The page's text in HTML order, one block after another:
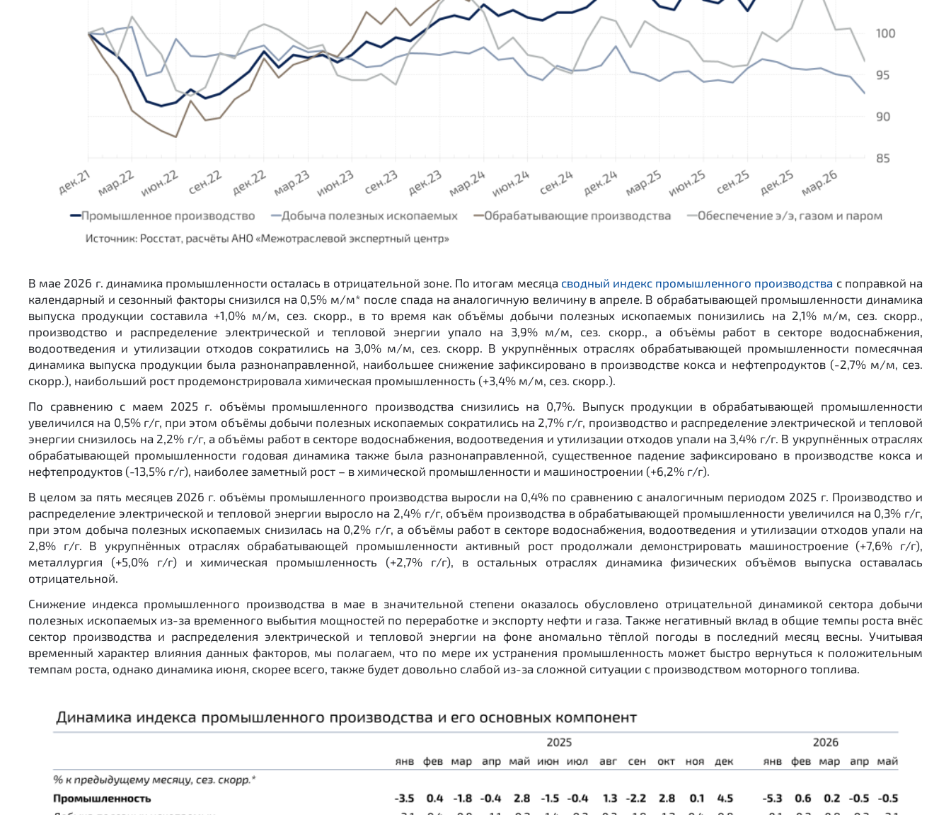
В мае 2026 г. динамика промышленности осталась в отрицательной зоне. По итогам месяца сводный индекс промышленного производства с поправкой на
календарный и сезонный факторы снизился на 0,5% м/м* после спада на аналогичную величину в апреле. В обрабатывающей промышленности динамика
выпуска продукции составила +1,0% м/м, сез. скорр., в то время как объёмы добычи полезных ископаемых понизились на 2,1% м/м, сез. скорр.,
производство и распределение электрической и тепловой энергии упало на 3,9% м/м, сез. скорр., а объёмы работ в секторе водоснабжения,
водоотведения и утилизации отходов сократились на 3,0% м/м, сез. скорр. В укрупнённых отраслях обрабатывающей промышленности помесячная
динамика выпуска продукции была разнонаправленной, наибольшее снижение зафиксировано в производстве кокса и нефтепродуктов (-2,7% м/м, сез.
скорр.), наибольший рост продемонстрировала химическая промышленность (+3,4% м/м, сез. скорр.).
По сравнению с маем 2025 г. объёмы промышленного производства снизились на 0,7%. Выпуск продукции в обрабатывающей промышленности
увеличился на 0,5% г/г, при этом объёмы добычи полезных ископаемых сократились на 2,7% г/г, производство и распределение электрической и тепловой
энергии снизилось на 2,2% г/г, а объёмы работ в секторе водоснабжения, водоотведения и утилизации отходов упали на 3,4% г/г. В укрупнённых отраслях
обрабатывающей промышленности годовая динамика также была разнонаправленной, существенное падение зафиксировано в производстве кокса и
нефтепродуктов (-13,5% г/г), наиболее заметный рост – в химической промышленности и машиностроении (+6,2% г/г).
В целом за пять месяцев 2026 г. объёмы промышленного производства выросли на 0,4% по сравнению с аналогичным периодом 2025 г. Производство и
распределение электрической и тепловой энергии выросло на 2,4% г/г, объём производства в обрабатывающей промышленности увеличился на 0,3% г/г,
при этом добыча полезных ископаемых снизилась на 0,2% г/г, а объёмы работ в секторе водоснабжения, водоотведения и утилизации отходов упали на
2,8% г/г. В укрупнённых отраслях обрабатывающей промышленности активный рост продолжали демонстрировать машиностроение (+7,6% г/г),
металлургия (+5,0% г/г) и химическая промышленность (+2,7% г/г), в остальных отраслях динамика физических объёмов выпуска оставалась
отрицательной.
Снижение индекса промышленного производства в мае в значительной степени оказалось обусловлено отрицательной динамикой сектора добычи
полезных ископаемых из-за временного выбытия мощностей по переработке и экспорту нефти и газа. Также негативный вклад в общие темпы роста внёс
сектор производства и распределения электрической и тепловой энергии на фоне аномально тёплой погоды в последний месяц весны. Учитывая
временный характер влияния данных факторов, мы полагаем, что по мере их устранения промышленность может быстро вернуться к положительным
темпам роста, однако динамика июня, скорее всего, также будет довольно слабой из-за сложной ситуации с производством моторного топлива.